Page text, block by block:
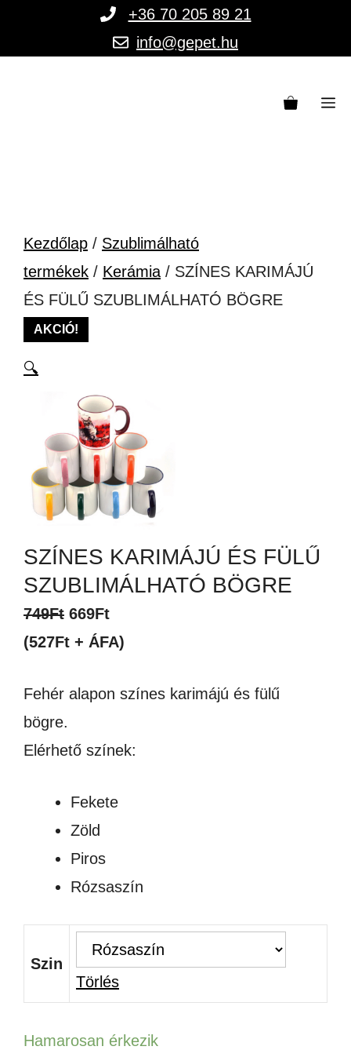
+36 70 205 89 21
info@gepet.hu
Kezdőlap / Szublimálható
termékek / Kerámia / SZÍNES KARIMÁJÚ
ÉS FÜLŰ SZUBLIMÁLHATÓ BÖGRE
AKCIÓ!
🔍
SZÍNES KARIMÁJÚ ÉS FÜLŰ
SZUBLIMÁLHATÓ BÖGRE
749Ft Original
price
749Ft.
669FtCurrent
price
669Ft.
(527Ft + ÁFA)
Fehér alapon színes karimájú és fülű
bögre.
Elérhető színek:
Fekete
Zöld
Piros
Rózsaszín
Szin
Törlés
Hamarosan érkezik